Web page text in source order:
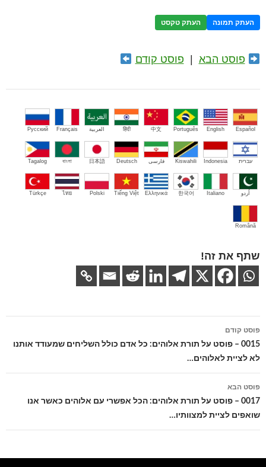
העתק תמונה העתק טקסט
פוסט הבא פוסט קודם
Español
English
Português
中文
हिंदी العربية Français
Русский
עברית Indonesia
Kiswahili فارسی Deutsch
日本語
বাংলা
Tagalog
اُردو Italiano
한국어
Ελληνικά
Tiếng Việt
Polski
ไทย
Türkçe
Română
שתף את זה!
ניווט
בפוסטים
פוסט קודם
0015 – פוסט על תורת אלוהים: כל אדם כולל השליחים שמעודד אותנו
לא לציית לאלוהים…
פוסט הבא
0017 – פוסט על תורת אלוהים: הכל אפשרי עם אלוהים כאשר אנו
שואפים לציית למצוותיו…